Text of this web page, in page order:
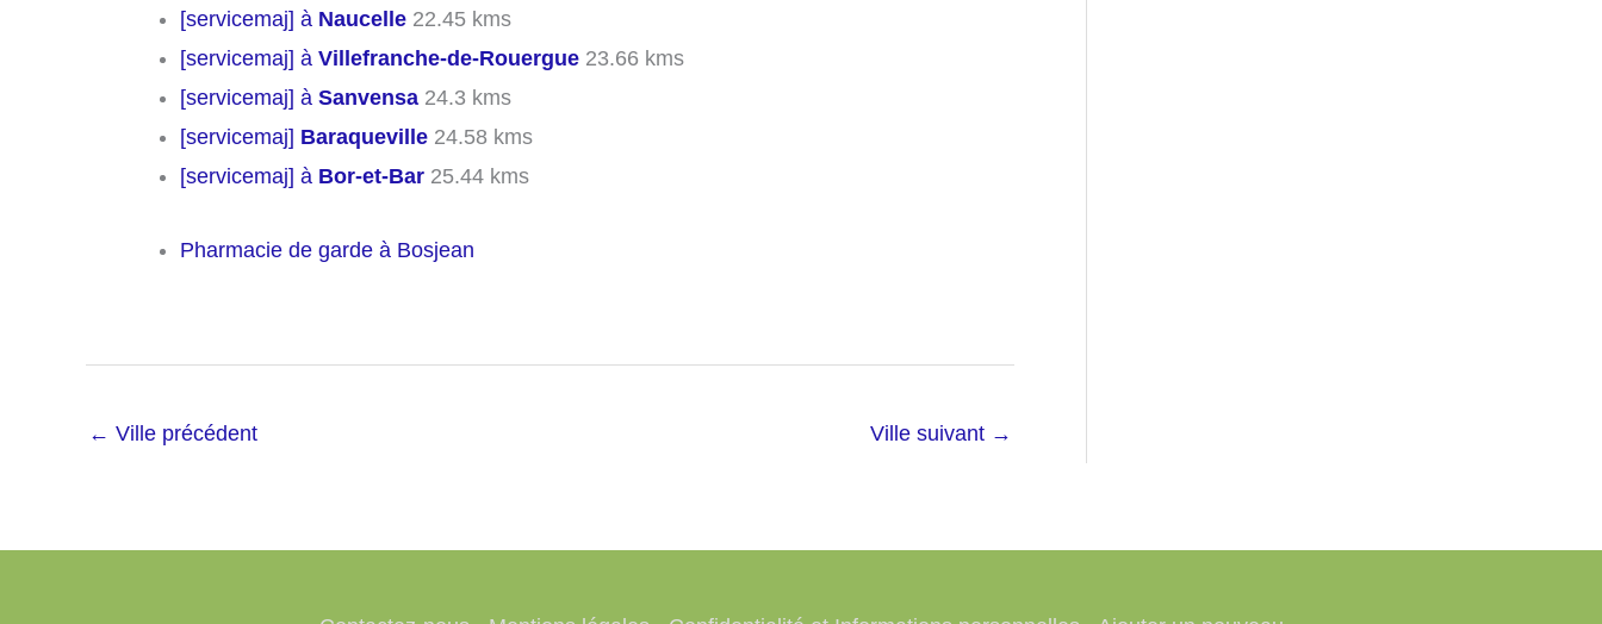
[servicemaj] à Naucelle 22.45 kms
[servicemaj] à Villefranche-de-Rouergue 23.66 kms
[servicemaj] à Sanvensa 24.3 kms
[servicemaj] Baraqueville 24.58 kms
[servicemaj] à Bor-et-Bar 25.44 kms
Pharmacie de garde à Bosjean
← Ville précédent Ville suivant →